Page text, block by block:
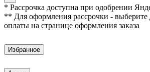
* Рассрочка доступна при одобрении
** Для оформления рассрочки -
оплаты на странице оформления заказа
Избранное